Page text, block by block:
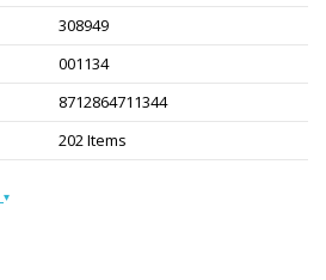
308949
001134
8712864711344
202 Items
▾